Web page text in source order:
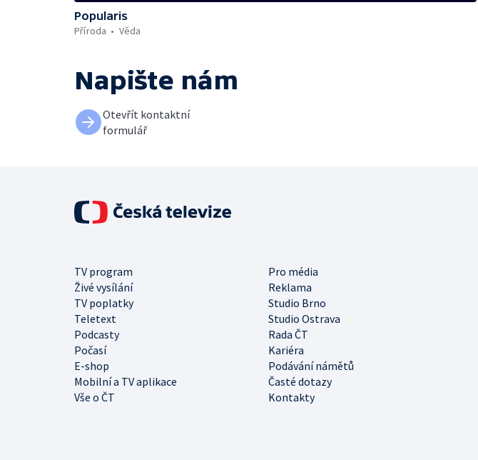
Popularis
Příroda
Věda
Napište nám
Otevřít kontaktní
formulář
TV program
Pro média
Živé vysílání
Reklama
TV poplatky
Studio Brno
Teletext
Studio Ostrava
Podcasty
Rada ČT
Počasí
Kariéra
E-shop
Podávání námětů
Mobilní a TV aplikace
Časté dotazy
Vše o ČT
Kontakty